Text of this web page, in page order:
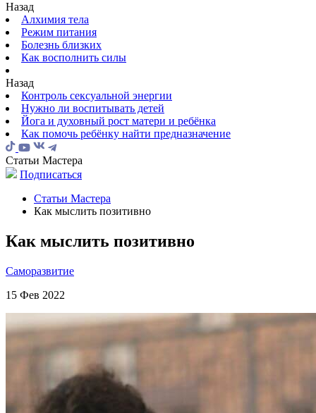
Назад
Алхимия тела
Режим питания
Болезнь близких
Как восполнить силы
Назад
Контроль сексуальной энергии
Нужно ли воспитывать детей
Йога и духовный рост матери и ребёнка
Как помочь ребёнку найти предназначение
Статьи Мастера
Подписаться
Статьи Мастера
Как мыслить позитивно
Как мыслить позитивно
Саморазвитие
15 Фев 2022